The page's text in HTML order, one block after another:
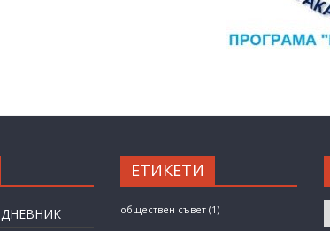
ЕТИКЕТИ
обществен съвет(1)